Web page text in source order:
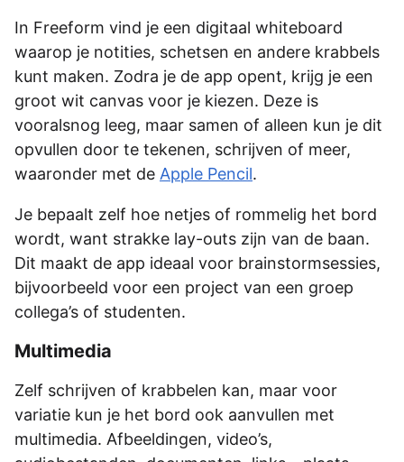
In Freeform vind je een digitaal whiteboard
waarop je notities, schetsen en andere krabbels
kunt maken. Zodra je de app opent, krijg je een
groot wit canvas voor je kiezen. Deze is
vooralsnog leeg, maar samen of alleen kun je dit
opvullen door te tekenen, schrijven of meer,
waaronder met de Apple Pencil.
Je bepaalt zelf hoe netjes of rommelig het bord
wordt, want strakke lay-outs zijn van de baan.
Dit maakt de app ideaal voor brainstormsessies,
bijvoorbeeld voor een project van een groep
collega’s of studenten.
Multimedia
Zelf schrijven of krabbelen kan, maar voor
variatie kun je het bord ook aanvullen met
multimedia. Afbeeldingen, video’s,